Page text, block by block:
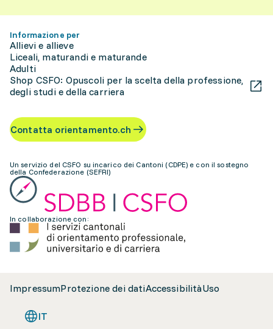
Informazione per
Allievi e allieve
Liceali, maturandi e maturande
Adulti
Shop CSFO: Opuscoli per la scelta della professione,
degli studi e della carriera
Contatta orientamento.ch
Un servizio del CSFO su incarico dei Cantoni (CDPE) e con il sostegno
della Confederazione (SEFRI)
In collaborazione con:
ImpressumProtezione dei datiAccessibilitàUso
IT